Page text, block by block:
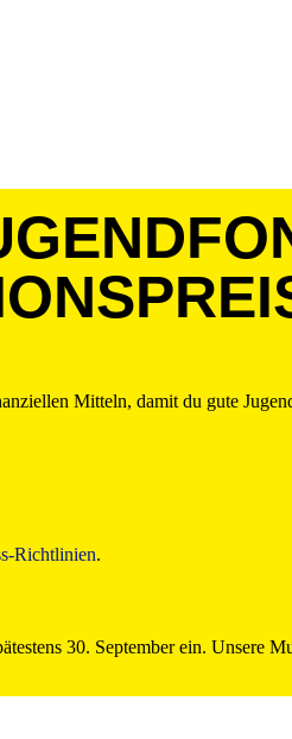
Mitteln, damit du gute
Richtlinien.
30. September ein. Unsere